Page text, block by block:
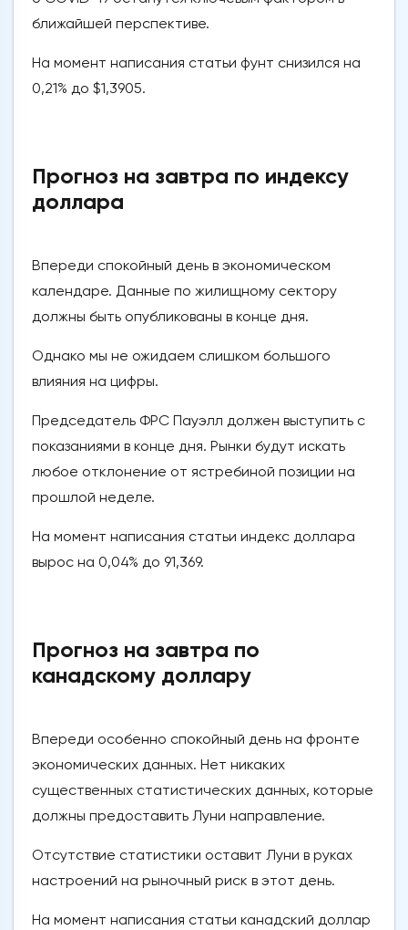
ближайшей перспективе.
На момент написания статьи фунт снизился на
0,21% до $1,3905.
Прогноз на завтра по индексу
доллара
Впереди спокойный день в экономическом
календаре. Данные по жилищному сектору
должны быть опубликованы в конце дня.
Однако мы не ожидаем слишком большого
влияния на цифры.
Председатель ФРС Пауэлл должен выступить с
показаниями в конце дня. Рынки будут искать
любое отклонение от ястребиной позиции на
прошлой неделе.
На момент написания статьи индекс доллара
вырос на 0,04% до 91,369.
Прогноз на завтра по
канадскому доллару
Впереди особенно спокойный день на фронте
экономических данных. Нет никаких
существенных статистических данных, которые
должны предоставить Луни направление.
Отсутствие статистики оставит Луни в руках
настроений на рыночный риск в этот день.
На момент написания статьи канадский доллар